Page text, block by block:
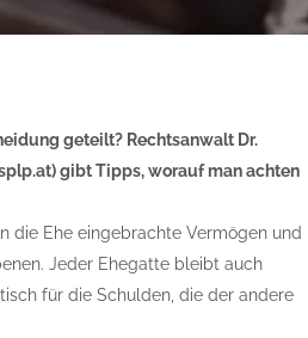
geteilt? Rechtsanwalt Dr.
gibt Tipps, worauf man achten
die Ehe eingebrachte Vermögen und
Jeder Ehegatte bleibt auch
für die Schulden, die der andere